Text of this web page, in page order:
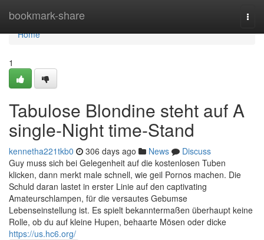
bookmark-share
Home
Home
1
Tabulose Blondine steht auf A
single-Night time-Stand
kennetha221tkb0 306 days ago News
Discuss
Guy muss sich bei Gelegenheit auf die kostenlosen Tuben
klicken, dann merkt male schnell, wie geil Pornos machen. Die
Schuld daran lastet in erster Linie auf den captivating
Amateurschlampen, für die versautes Gebumse
Lebenseinstellung ist. Es spielt bekanntermaßen überhaupt keine
Rolle, ob du auf kleine Hupen, behaarte Mösen oder dicke
https://us.hc6.org/